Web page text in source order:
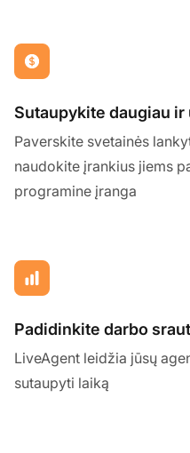
Sutaupykite daugiau
Paverskite svetainės
naudokite įrankius jiems
programine įranga
Padidinkite darbo
LiveAgent leidžia jūsų
sutaupyti laiką